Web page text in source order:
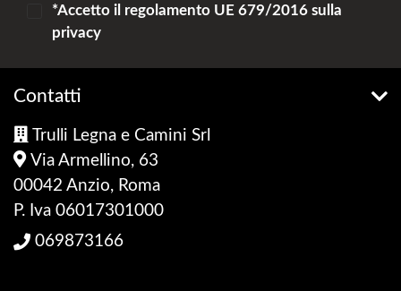
*Accetto il regolamento UE 679/2016sulla
privacy
Contatti
Trulli Legna e Camini Srl
Via Armellino, 63
00042 Anzio, Roma
P. Iva 06017301000
069873166